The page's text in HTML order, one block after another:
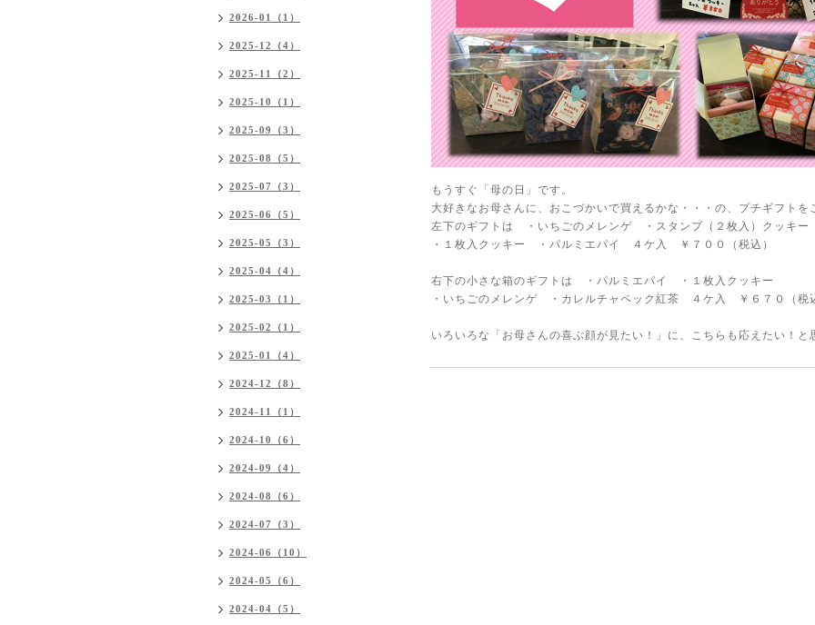
もうすぐ「母の日」です。
大好きなお母さんに、おこづかいで買えるかな・・・の、プチギフトを
左下のギフトは ・いちごのメレンゲ ・スタンプ（２枚入）クッキー
・１枚入クッキー ・パルミエパイ ４ケ入 ￥７００（税込）
右下の小さな箱のギフトは ・パルミエパイ ・１枚入クッキー
・いちごのメレンゲ ・カレルチャペック紅茶 ４ケ入 ￥６７０（税
いろいろな「お母さんの喜ぶ顔が見たい！」に、こちらも応えたい！と
2026-01（1）
2025-12（4）
2025-11（2）
2025-10（1）
2025-09（3）
2025-08（5）
2025-07（3）
2025-06（5）
2025-05（3）
2025-04（4）
2025-03（1）
2025-02（1）
2025-01（4）
2024-12（8）
2024-11（1）
2024-10（6）
2024-09（4）
2024-08（6）
2024-07（3）
2024-06（10）
2024-05（6）
2024-04（5）